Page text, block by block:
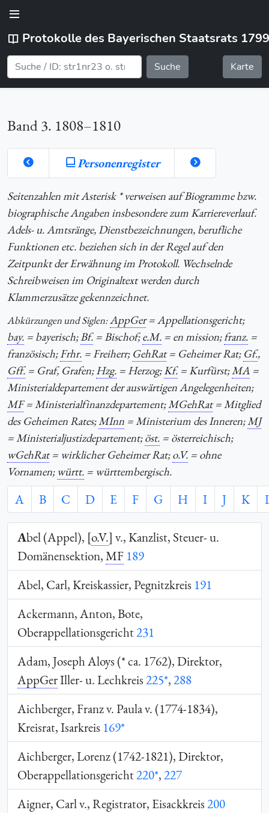
Protokolle des Bayerischen Staatsrats
Suche Karte
Band 3. 1808–1810
Personenregister
Seitenzahlen mit Asterisk * verweisen auf Biogramme bzw.
biographische Angaben insbesondere zum Karriereverlauf.
Adels- u. Amtsränge, Dienstbezeichnungen, berufliche
Funktionen etc. beziehen sich in der Regel auf den
Zeitpunkt der Erwähnung im Protokoll. Wechselnde
Schreibweisen im Originaltext werden durch
Klammerzusätze gekennzeichnet.
Abkürzungen und Siglen:AppGer= Appellationsgericht;
bay. = bayerisch;Bf.= Bischof;e.M. = en mission;franz. =
französisch;Frhr. = Freiherr; GehRat= Geheimer Rat; Gf.,
Gff.= Graf, Grafen;Hzg. = Herzog;Kf.= Kurfürst;MA =
Ministerialdepartement der auswärtigen Angelegenheiten;
MF= Ministerialfinanzdepartement;MGehRat= Mitglied
des Geheimen Rates;MInn = Ministerium des Inneren;MJ
= Ministerialjustizdepartement;öst. = österreichisch;
wGehRat= wirklicher Geheimer Rat;o.V.= ohne
Vornamen; württ. = württembergisch.
A B C D E F G H I J K
Abel (Appel), [o.V.] v., Kanzlist, Steuer- u.
Domänensektion,MF 189
Abel, Carl, Kreiskassier, Pegnitzkreis 191
Ackermann, Anton, Bote,
Oberappellationsgericht231
Adam, Joseph Aloys (* ca. 1762), Direktor,
AppGerIller- u. Lechkreis225*,288
Aichberger, Franz v. Paula v. (1774-1834),
Kreisrat, Isarkreis 169*
Aichberger, Lorenz (1742-1821), Direktor,
Oberappellationsgericht220*,227
Aigner, Carl v., Registrator, Eisackkreis200